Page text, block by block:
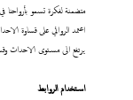
متضمنة لفكرة تسمو بأرواحنا في
اعتمد الروائي على قساوة
يرتفع الى مستوى الاحداث
استخدام الروابط